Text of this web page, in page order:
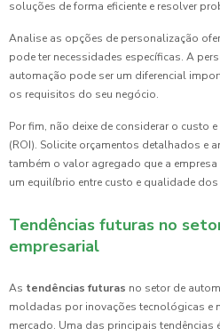
soluções de forma eficiente e resolver
Analise as opções de personalização
pode ter necessidades específicas. A
automação pode ser um diferencial
os requisitos do seu negócio.
Por fim, não deixe de considerar o custo
(ROI). Solicite orçamentos detalhados e
também o valor agregado que a
um equilíbrio entre custo e qualidade
Tendências futuras no
empresarial
As tendências futuras no setor de
moldadas por inovações tecnológicas e
mercado. Uma das principais tendências